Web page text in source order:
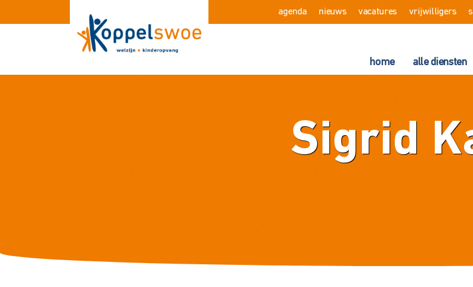
agenda nieuws vacatures vrijwilligers
home alle diensten
Sigrid